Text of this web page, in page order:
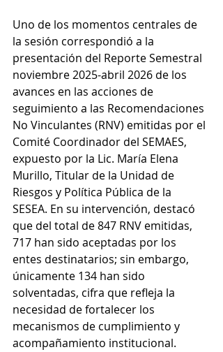
Uno de los momentos centrales de
la sesión correspondió a la
presentación del Reporte Semestral
noviembre 2025-abril 2026 de los
avances en las acciones de
seguimiento a las Recomendaciones
No Vinculantes (RNV) emitidas por el
Comité Coordinador del SEMAES,
expuesto por la Lic. María Elena
Murillo, Titular de la Unidad de
Riesgos y Política Pública de la
SESEA. En su intervención, destacó
que del total de 847 RNV emitidas,
717 han sido aceptadas por los
entes destinatarios; sin embargo,
únicamente 134 han sido
solventadas, cifra que refleja la
necesidad de fortalecer los
mecanismos de cumplimiento y
acompañamiento institucional.